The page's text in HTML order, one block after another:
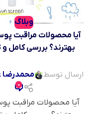
وبلاگ
آیا محصولات مراقبت
بهترند؟ بررسی کامل
ارسال توسط محمدرضا
0
آیا محصولات مراقبت